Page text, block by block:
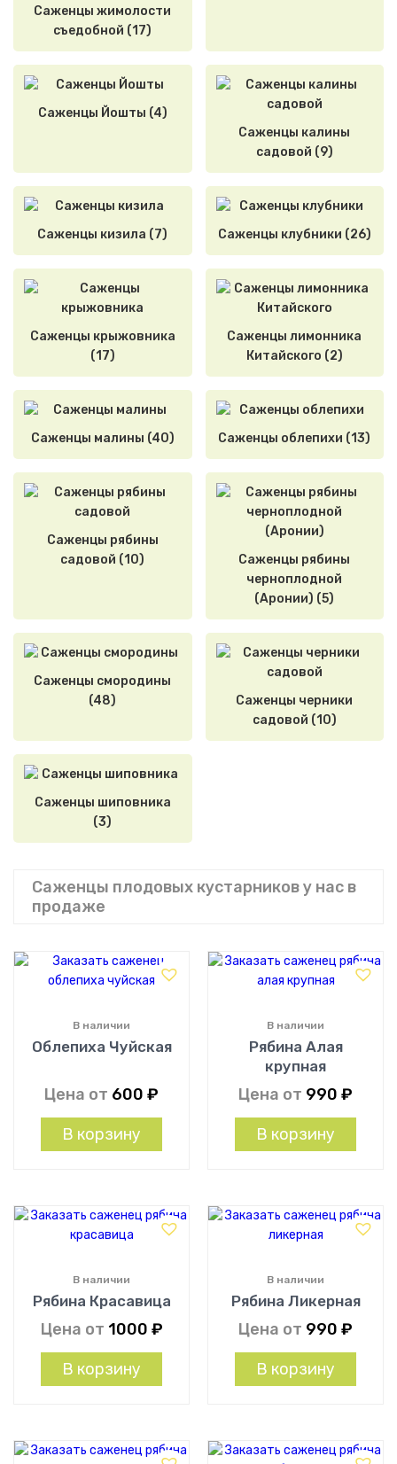
Саженцы жимолости
съедобной (17)
Саженцы Йошты (4)
Саженцы калины
садовой (9)
Саженцы кизила (7) Саженцы клубники (26)
Саженцы крыжовника
(17)
Саженцы лимонника
Китайского (2)
Саженцы малины (40) Саженцы облепихи (13)
Саженцы рябины
садовой (10)
Саженцы рябины
черноплодной
(Аронии) (5)
Саженцы смородины
(48)
Саженцы черники
садовой (10)
Саженцы шиповника
(3)
Саженцы плодовых кустарников у нас в
продаже
Облепиха Чуйская
В наличии
Цена от 600 ₽
В корзину
Рябина Алая
крупная
В наличии
Цена от 990 ₽
В корзину
Рябина Красавица
В наличии
Цена от 1000 ₽
В корзину
Рябина Ликерная
В наличии
Цена от 990 ₽
В корзину